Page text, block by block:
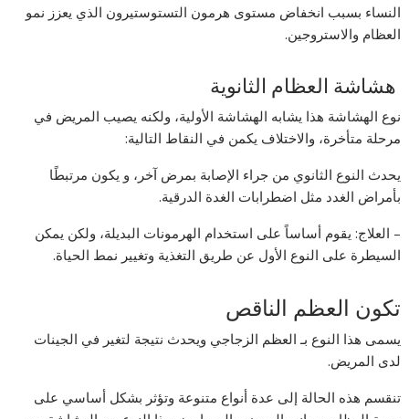
النساء بسبب انخفاض مستوى هرمون التستوستيرون الذي يعزز نمو
العظام والاستروجين.
هشاشة العظام الثانوية
نوع الهشاشة هذا يشابه الهشاشة الأولية، ولكنه يصيب المريض في
مرحلة متأخرة، والاختلاف يكمن في النقاط التالية:
يحدث النوع الثانوي من جراء الإصابة بمرض آخر، و يكون مرتبطًا
بأمراض الغدد مثل اضطرابات الغدة الدرقية.
– العلاج: يقوم أساساً على استخدام الهرمونات البديلة، ولكن يمكن
السيطرة على النوع الأول عن طريق التغذية وتغيير نمط الحياة.
تكون العظم الناقص
يسمى هذا النوع بـ العظم الزجاجي ويحدث نتيجة لتغير في الجينات
لدى المريض.
تنقسم هذه الحالة إلى عدة أنواع متنوعة وتؤثر بشكل أساسي على